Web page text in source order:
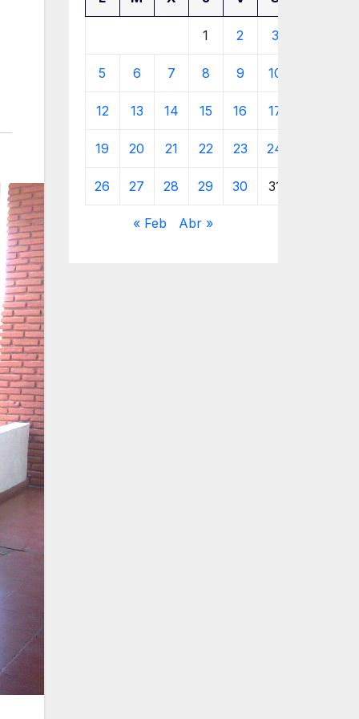
1 2 3
5 6 7 8 9 10
12 13 14 15 16 17
19 20 21 22 23 24
26 27 28 29 30 31
« Feb Abr »